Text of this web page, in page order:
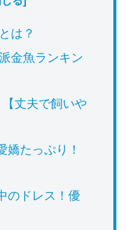
は？
金魚ランキン
丈夫で飼いや
嬌たっぷり！
のドレス！優